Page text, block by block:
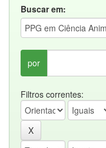
Buscar em:
por
Filtros correntes: